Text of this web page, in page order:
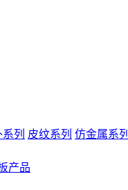
列 皮纹系列 仿金属系列
产品